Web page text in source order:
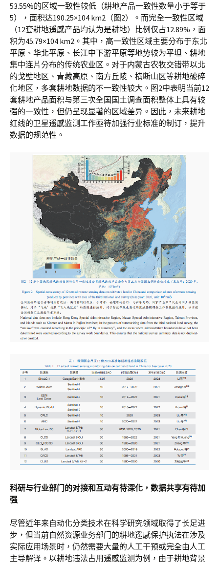
53.55%的区域一致性较低（耕地产品一致性数量小于等于
5），面积达190.25×104 km2（图2）。而完全一致性区域
（12套耕地遥感产品均认为是耕地）比例仅占12.89%，面
积为45.79×104 km2。其中，高一致性区域主要分布于东北
平原、华北平原、长江中下游平原等地势较为平坦、耕地
集中连片分布的传统农业区。对于内蒙古农牧交错带以北
的戈壁地区、青藏高原、南方丘陵、横断山区等耕地破碎
化地区，多套耕地数据的不一致性较大。图2中表明当前12
套耕地产品面积与第三次全国国土调查面积整体上具有较
强的一致性，但仍呈现显著的区域差异。因此，未来耕地
红线的卫星遥感监测工作亟待加强行业标准的制订，提升
数据的规范性。
科研与行业部门的对接和互动有待深化，数据共享有待加
强
尽管近年来自动化分类技术在科学研究领域取得了长足进
步，但当前自然资源业务部门的耕地遥感保护执法在涉及
实际应用场景时，仍然需要大量的人工干预或完全由人工
主导解译。以耕地违法占用遥感监测为例，由于耕地背景